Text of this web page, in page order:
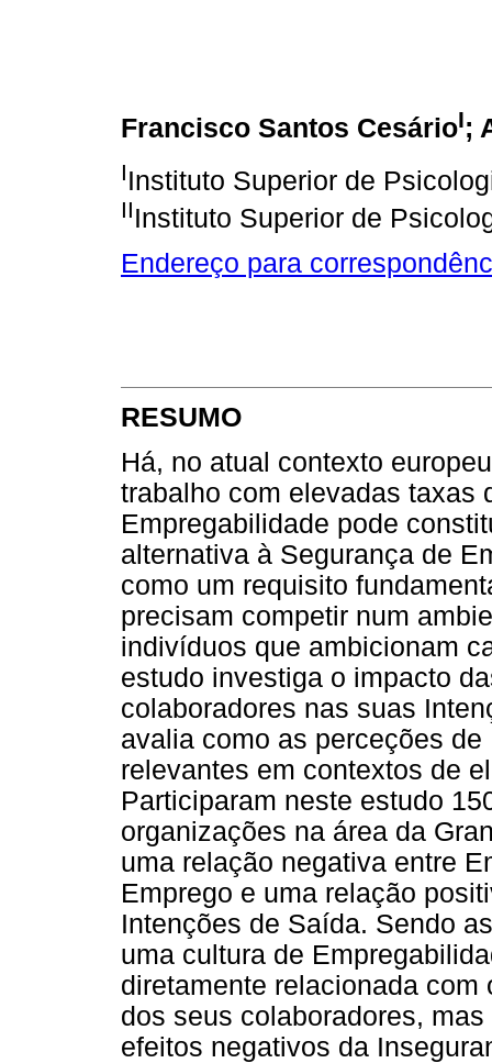
Francisco Santos CesárioI;
IInstituto Superior de
IIInstituto Superior de
Endereço para
RESUMO
Há, no atual contexto
trabalho com elevadas taxas
Empregabilidade pode
alternativa à Segurança de
como um requisito
precisam competir num
indivíduos que ambicionam
estudo investiga o impacto
colaboradores nas suas
avalia como as perceções
relevantes em contextos de
Participaram neste estudo
organizações na área da
uma relação negativa entre
Emprego e uma relação
Intenções de Saída. Sendo
uma cultura de
diretamente relacionada
dos seus colaboradores,
efeitos negativos da